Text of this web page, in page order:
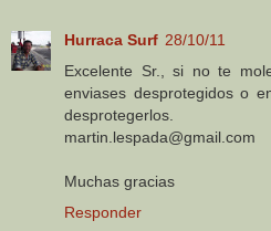
Hurraca Surf 28/10/11
Excelente Sr., si no te
enviases desprotegidos o
desprotegerlos.
martin.lespada@gmail.com
Muchas gracias
Responder